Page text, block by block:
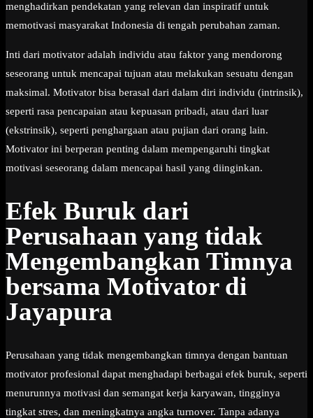
menghadirkan pendekatan yang relevan dan inspiratif untuk
memotivasi masyarakat Indonesia di tengah perubahan zaman.
Inti dari motivator adalah individu atau faktor yang mendorong
seseorang untuk mencapai tujuan atau melakukan sesuatu dengan
maksimal. Motivator bisa berasal dari dalam diri individu (intrinsik),
seperti rasa pencapaian atau kepuasan pribadi, atau dari luar
(ekstrinsik), seperti penghargaan atau pujian dari orang lain.
Motivator ini berperan penting dalam mempengaruhi tingkat
motivasi seseorang dalam mencapai hasil yang diinginkan.
Efek Buruk dari
Perusahaan yang tidak
Mengembangkan Timnya
bersama Motivator di
Jayapura
Perusahaan yang tidak mengembangkan timnya dengan bantuan
motivator profesional dapat menghadapi berbagai efek buruk, seperti
menurunnya motivasi dan semangat kerja karyawan, tingginya
tingkat stres, dan meningkatnya angka turnover. Tanpa adanya